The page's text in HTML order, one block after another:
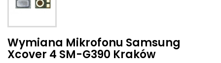
Wymiana Mikrofonu Samsung
Xcover 4 SM-G390 Kraków